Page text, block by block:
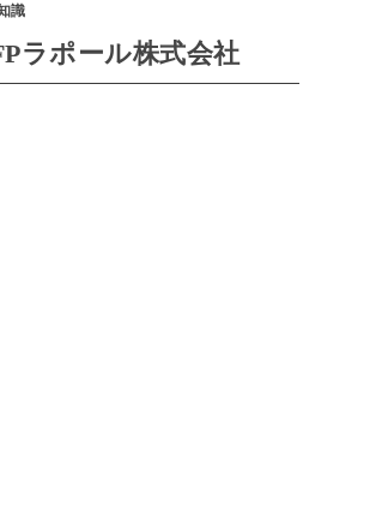
識
ラポール株式会社